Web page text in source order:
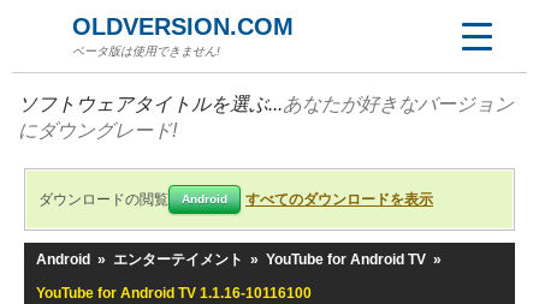
OLDVERSION.COM
ベータ版は使用できません!
ソフトウェアタイトルを選ぶ...あなたが好きなバージョン
にダウングレード!
ダウンロードの閲覧 Android すべてのダウンロードを表示
Android » エンターテイメント » YouTube for Android TV »
YouTube for Android TV 1.1.16-10116100